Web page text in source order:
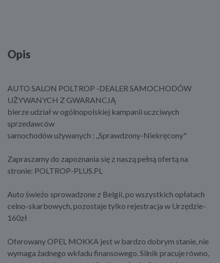
Opis
AUTO SALON POLTROP -DEALER SAMOCHODÓW
UŻYWANYCH Z GWARANCJĄ
bierze udział w ogólnopolskiej kampanii uczciwych
sprzedawców
samochodów używanych : ,,Sprawdzony-Niekręcony"
Zapraszamy do zapoznania się z naszą pełną ofertą na
stronie: POLTROP-PLUS.PL
Auto świeżo sprowadzone z Belgii, po wszystkich opłatach
celno-skarbowych, pozostaje tylko rejestracja w Urzędzie-
160zł
Oferowany OPEL MOKKA jest w bardzo dobrym stanie, nie
wymaga żadnego wkładu finansowego. Silnik pracuje równo,